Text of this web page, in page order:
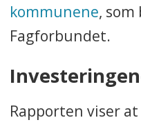
kommunene,
Fagforbundet.
Rapporten viser